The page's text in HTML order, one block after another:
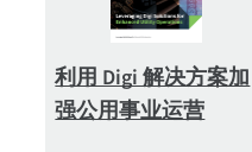
利用 Digi 解决方案加
强公用事业运营